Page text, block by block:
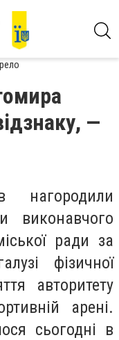
—
нагородили
виконавчого
ради за
фізичної
авторитету
арені.
сьогодні в